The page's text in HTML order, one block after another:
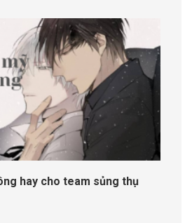
hay cho team sủng thụ